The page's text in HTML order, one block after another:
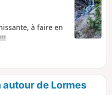
à faire en
autour de Lormes